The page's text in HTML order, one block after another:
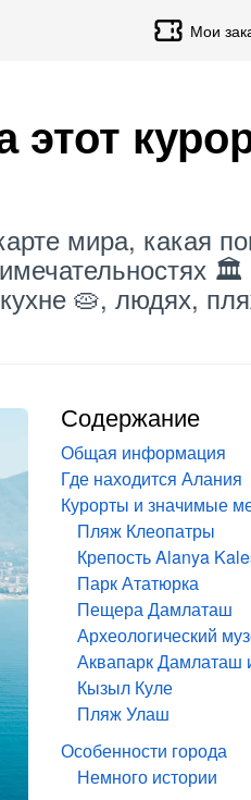
Мои
мира, какая
🏛️
🥧, людях,
Содержание
Общая информация
Где находится Алания
Курорты и значимые
Пляж Клеопатры
Крепость Alanya
Парк Ататюрка
Пещера Дамлаташ
Археологический
Аквапарк Дамлаташ
Кызыл Куле
Пляж Улаш
Особенности города
Немного истории